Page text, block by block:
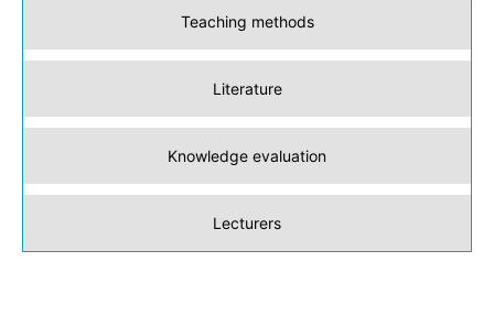
Teaching methods
Literature
Knowledge evaluation
Lecturers